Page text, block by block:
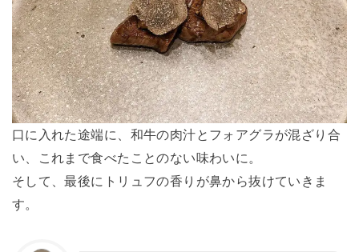
口に入れた途端に、和牛の肉汁とフォアグラが混ざり合
い、これまで食べたことのない味わいに。
そして、最後にトリュフの香りが鼻から抜けていきま
す。